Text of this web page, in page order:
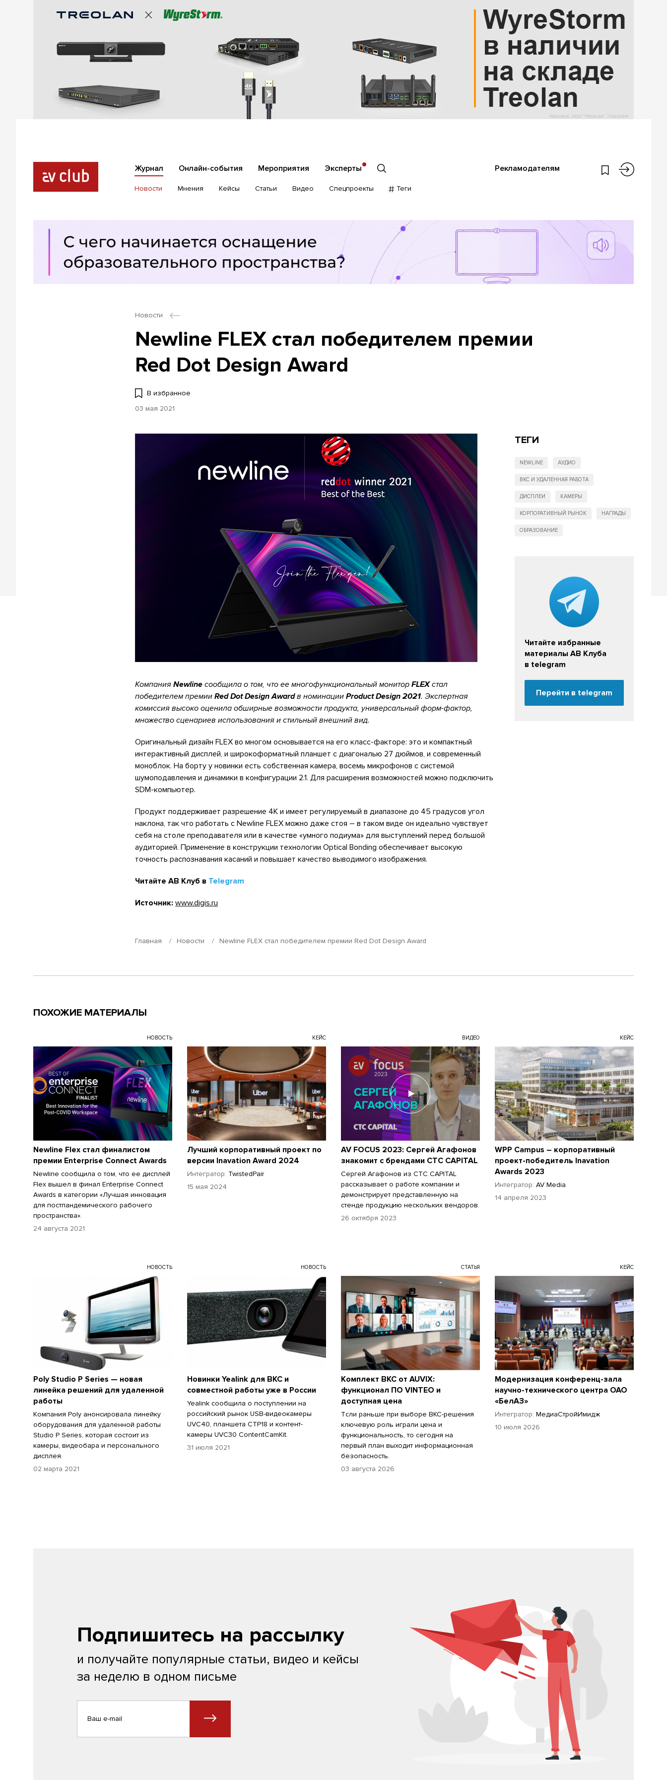
Журнал Онлайн-события Мероприятия Эксперты Рекламодателям
Новости Мнения Кейсы Статьи Видео Спецпроекты Теги
Новости
Newline FLEX стал победителем премии
Red Dot Design Award
В избранное
03 мая 2021
Компания Newline сообщила о том, что ее многофункциональный монитор FLEXстал
победителем премии Red Dot Design Awardв номинации Product Design 2021. Экспертная
комиссия высоко оценила обширные возможности продукта, универсальный форм-фактор,
множество сценариев использования и стильный внешний вид.
Оригинальный дизайн FLEX во многом основывается на его класс-факторе: это и компактный
интерактивный дисплей, и широкоформатный планшет с диагональю 27 дюймов, и современный
моноблок. На борту у новинки есть собственная камера, восемь микрофонов с системой
шумоподавления и динамики в конфигурации 2.1. Для расширения возможностей можно подключить
SDM-компьютер.
Продукт поддерживает разрешение 4K и имеет регулируемый в диапазоне до 45 градусов угол
наклона, так что работать с Newline FLEX можно даже стоя – в таком виде он идеально чувствует
себя на столе преподавателя или в качестве «умного подиума» для выступлений перед большой
аудиторией. Применение в конструкции технологии Optical Bonding обеспечивает высокую
точность распознавания касаний и повышает качество выводимого изображения.
Читайте АВ Клуб в Telegram
Источник: www.digis.ru
Главная Новости Newline FLEX стал победителем премии Red Dot Design Award
ТЕГИ
NEWLINE АУДИО
ВКС И УДАЛЕННАЯ РАБОТА
ДИСПЛЕИ КАМЕРЫ
КОРПОРАТИВНЫЙ РЫНОК НАГРАДЫ
ОБРАЗОВАНИЕ
Читайте избранные
материалы АВ Клуба
в telegram
Перейти в telegram
ПОХОЖИЕ МАТЕРИАЛЫ
НОВОСТЬ
Newline Flex стал финалистом
премии Enterprise Connect Awards
Newline сообщила о том, что ее дисплей
Flex вышел в финал Enterprise Connect
Awards в категории «Лучшая инновация
для постпандемического рабочего
пространства».
24 августа 2021
КЕЙС
Лучший корпоративный проект по
версии Inavation Award 2024
Интегратор: TwistedPair
15 мая 2024
ВИДЕО
AV FOCUS 2023: Сергей Агафонов
знакомит с брендами CTC CAPITAL
Сергей Агафонов из CTC CAPITAL
рассказывает о работе компании и
демонстрирует представленную на
стенде продукцию нескольких вендоров.
26 октября 2023
КЕЙС
WPP Campus – корпоративный
проект-победитель Inavation
Awards 2023
Интегратор: AV Media
14 апреля 2023
НОВОСТЬ
Poly Studio P Series — новая
линейка решений для удаленной
работы
Компания Poly анонсировала линейку
оборудования для удаленной работы
Studio P Series, которая состоит из
камеры, видеобара и персонального
дисплея.
02 марта 2021
НОВОСТЬ
Новинки Yealink для ВКС и
совместной работы уже в России
Yealink сообщила о поступлении на
российский рынок USB-видеокамеры
UVC40, планшета CTP18 и контент-
камеры UVC30 ContentCamKit.
31 июля 2021
СТАТЬЯ
Комплект ВКС от AUVIX:
функционал ПО VINTEO и
доступная цена
Tсли раньше при выборе ВКС-решения
ключевую роль играли цена и
функциональность, то сегодня на
первый план выходит информационная
безопасность.
03 августа 2026
КЕЙС
Модернизация конференц-зала
научно-технического центра ОАО
«БелАЗ»
Интегратор: МедиаСтройИмидж
10 июля 2026
Подпишитесь на рассылку
и получайте популярные статьи, видео и кейсы
за неделю в одном письме